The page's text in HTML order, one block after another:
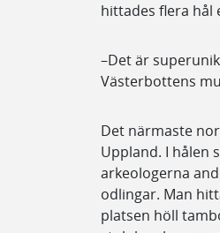
hittades flera hål
–Det är
Västerbottens
Det närmaste
Uppland. I hålen
arkeologerna
odlingar. Man
platsen höll